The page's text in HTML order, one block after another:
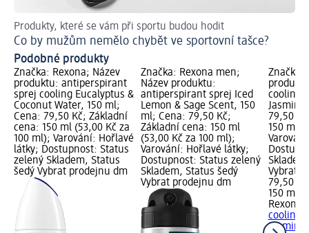
Produkty, které se vám při sportu budou hodit
Co by mužům nemělo chybět ve sportovní tašce?
Podobné produkty
Značka: Rexona; Název
produktu: antiperspirant
sprej cooling Eucalyptus &
Coconut Water, 150 ml;
Cena: 79,50 Kč; Základní
cena: 150 ml (53,00 Kč za
100 ml); Varování: Hořlavé
látky; Dostupnost: Status
zelený Skladem, Status
šedý Vybrat prodejnu dm
Značka: Rexona men;
Název produktu:
antiperspirant sprej Iced
Lemon & Sage Scent, 150
ml; Cena: 79,50 Kč;
Základní cena: 150 ml
(53,00 Kč za 100 ml);
Varování: Hořlavé látky;
Dostupnost: Status zelený
Skladem, Status šedý
Vybrat prodejnu dm
Značka:
cooling
79,50
150 ml
Vybrat
79,50 Kč
150 ml
Rexona
cooling